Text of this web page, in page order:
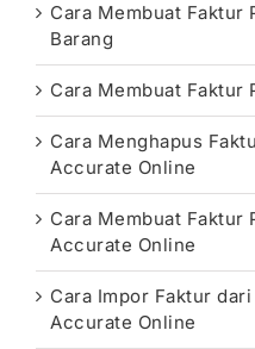
Cara Membuat Faktur
Barang
Cara Membuat Faktur
Cara Menghapus
Accurate Online
Cara Membuat Faktur
Accurate Online
Cara Impor Faktur
Accurate Online